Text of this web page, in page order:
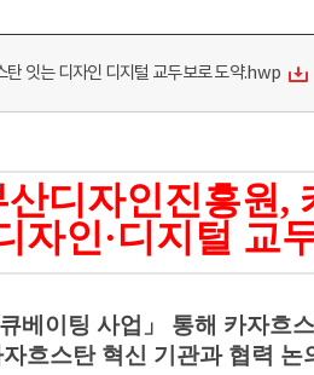
잇는 디자인 디지털 교두보로 도약.hwp
산디자인진흥원,
자인·디지털 교
베이팅 사업 」 통해 카자흐
흐스탄 혁신 기관과 협력 논